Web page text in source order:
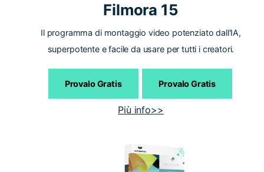
Filmora 15
Il programma di montaggio video potenziato dall'IA,
superpotente e facile da usare per tutti i creatori.
Provalo Gratis Provalo Gratis
Più info>>